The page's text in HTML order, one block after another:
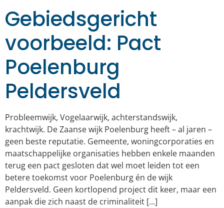
Gebiedsgericht
voorbeeld: Pact
Poelenburg
Peldersveld
Probleemwijk, Vogelaarwijk, achterstandswijk,
krachtwijk. De Zaanse wijk Poelenburg heeft – al jaren –
geen beste reputatie. Gemeente, woningcorporaties en
maatschappelijke organisaties hebben enkele maanden
terug een pact gesloten dat wel moet leiden tot een
betere toekomst voor Poelenburg én de wijk
Peldersveld. Geen kortlopend project dit keer, maar een
aanpak die zich naast de criminaliteit […]